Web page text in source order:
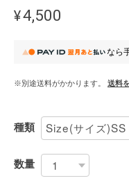
¥4,500
なら
※別途送料がかかります。 送料
種類
数量